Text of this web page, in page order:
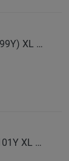
CONTINENTAL Автошина 265/35 ZR20 (99Y) XL FR SportContact 7 лето
CONTINENTAL Автошина 265/35 ZR21 101Y XL FR SportContact 7 лето